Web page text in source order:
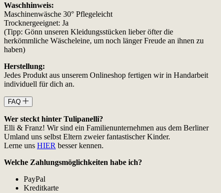
Waschhinweis:
Maschinenwäsche 30° Pflegeleicht
Trocknergeeignet: Ja
(Tipp: Gönn unseren Kleidungsstücken lieber öfter die
herkömmliche Wäscheleine, um noch länger Freude an ihnen zu
haben)
Herstellung:
Jedes Produkt aus unserem Onlineshop fertigen wir in Handarbeit
individuell für dich an.
FAQ
Wer steckt hinter Tulipanelli?
Elli & Franz! Wir sind ein Familienunternehmen aus dem Berliner
Umland uns selbst Eltern zweier fantastischer Kinder.
Lerne uns HIER besser kennen.
Welche Zahlungsmöglichkeiten habe ich?
PayPal
Kreditkarte